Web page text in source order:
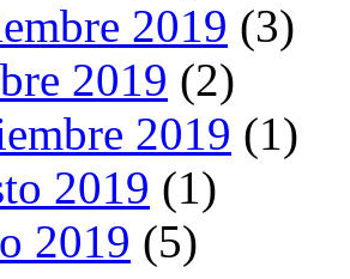
2019 (3)
2019 (2)
2019 (1)
2019 (1)
2019 (5)